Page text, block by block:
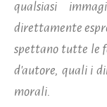
qualsiasi
direttamente
spettano tutte le
d'autore, quali i
morali.